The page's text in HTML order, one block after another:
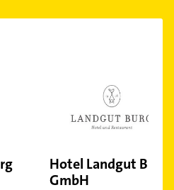
Hotel Landgut Burg
GmbH